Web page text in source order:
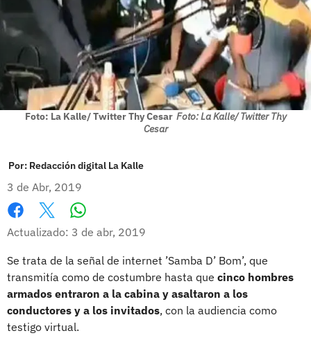
Foto: La Kalle/ Twitter Thy Cesar Foto: La Kalle/ Twitter Thy
Cesar
Por: Redacción digital La Kalle
3 de Abr, 2019
Facebook
X
Actualizado: 3 de abr, 2019
Se trata de la señal de internet ’Samba D’ Bom’, que
transmitía como de costumbre hasta que cinco hombres
armados entraron a la cabina y asaltaron a los
conductores y a los invitados, con la audiencia como
testigo virtual.